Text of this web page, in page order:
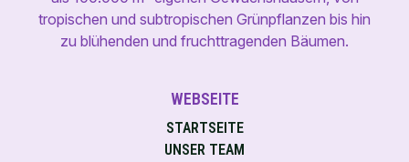
tropischen und subtropischen Grünpflanzen bis hin
zu blühenden und fruchttragenden Bäumen.
WEBSEITE
STARTSEITE
UNSER TEAM